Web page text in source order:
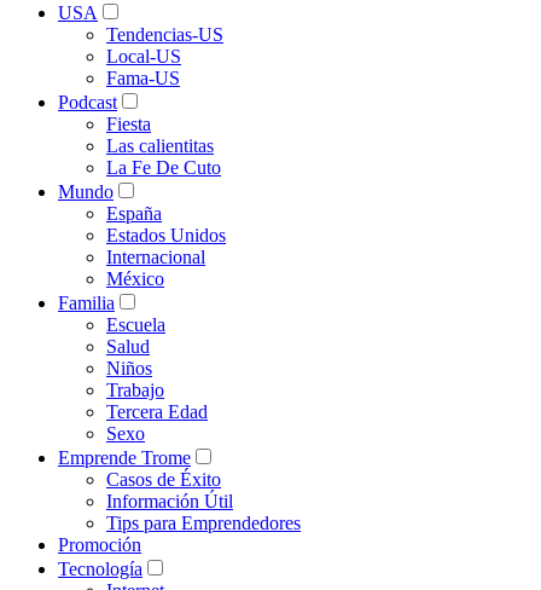
USA
Tendencias-US
Local-US
Fama-US
Podcast
Fiesta
Las calientitas
La Fe De Cuto
Mundo
España
Estados Unidos
Internacional
México
Familia
Escuela
Salud
Niños
Trabajo
Tercera Edad
Sexo
Emprende Trome
Casos de Éxito
Información Útil
Tips para Emprendedores
Promoción
Tecnología